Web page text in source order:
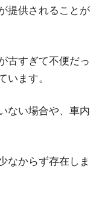
提供されることが
古すぎて不便だっ
います。
ない場合や、車内
なからず存在しま